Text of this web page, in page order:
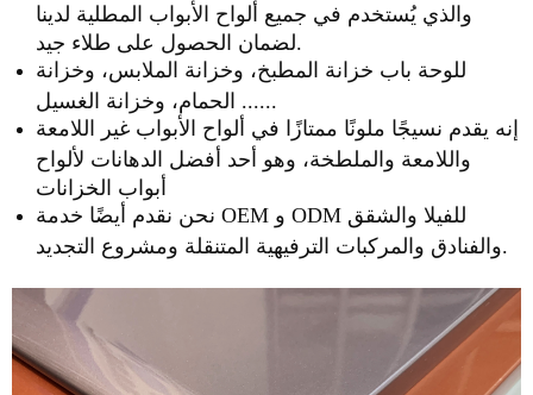
والذي يُستخدم في جميع ألواح الأبواب المطلية لدينا
للوحة باب خزانة المطبخ، وخزانة الملابس، وخزانة
إنه يقدم نسيجًا ملونًا ممتازًا في ألواح الأبواب غير اللامعة
واللامعة والملطخة، وهو أحد أفضل الدهانات لألواح
أبواب الخزانات
نحن نقدم أيضًا خدمة OEM و ODM للفيلا والشقق